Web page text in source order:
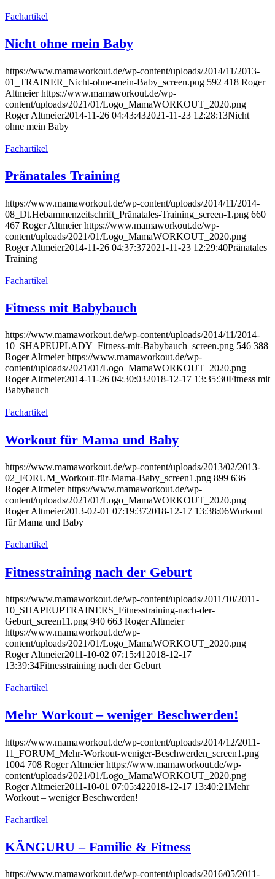
Fachartikel
Nicht ohne mein Baby
https://www.mamaworkout.de/wp-content/uploads/2014/11/2013-
01_TRAINER_Nicht-ohne-mein-Baby_screen.png 592 418 Roger
Altmeier https://www.mamaworkout.de/wp-
content/uploads/2021/01/Logo_MamaWORKOUT_2020.png
Roger Altmeier2014-11-26 04:43:432021-11-23 12:28:13Nicht
ohne mein Baby
Fachartikel
Pränatales Training
https://www.mamaworkout.de/wp-content/uploads/2014/11/2014-
08_Dt.Hebammenzeitschrift_Pränatales-Training_screen-1.png 660
467 Roger Altmeier https://www.mamaworkout.de/wp-
content/uploads/2021/01/Logo_MamaWORKOUT_2020.png
Roger Altmeier2014-11-26 04:37:372021-11-23 12:29:40Pränatales
Training
Fachartikel
Fitness mit Babybauch
https://www.mamaworkout.de/wp-content/uploads/2014/11/2014-
10_SHAPEUPLADY_Fitness-mit-Babybauch_screen.png 546 388
Roger Altmeier https://www.mamaworkout.de/wp-
content/uploads/2021/01/Logo_MamaWORKOUT_2020.png
Roger Altmeier2014-11-26 04:30:032018-12-17 13:35:30Fitness mit
Babybauch
Fachartikel
Workout für Mama und Baby
https://www.mamaworkout.de/wp-content/uploads/2013/02/2013-
02_FORUM_Workout-für-Mama-Baby_screen1.png 899 636
Roger Altmeier https://www.mamaworkout.de/wp-
content/uploads/2021/01/Logo_MamaWORKOUT_2020.png
Roger Altmeier2013-02-01 07:19:372018-12-17 13:38:06Workout
für Mama und Baby
Fachartikel
Fitnesstraining nach der Geburt
https://www.mamaworkout.de/wp-content/uploads/2011/10/2011-
10_SHAPEUPTRAINERS_Fitnesstraining-nach-der-
Geburt_screen11.png 940 663 Roger Altmeier
https://www.mamaworkout.de/wp-
content/uploads/2021/01/Logo_MamaWORKOUT_2020.png
Roger Altmeier2011-10-02 07:15:41 2018-12-17
13:39:34Fitnesstraining nach der Geburt
Fachartikel
Mehr Workout – weniger Beschwerden!
https://www.mamaworkout.de/wp-content/uploads/2014/12/2011-
11_FORUM_Mehr-Workout-weniger-Beschwerden_screen1.png
1004 708 Roger Altmeier https://www.mamaworkout.de/wp-
content/uploads/2021/01/Logo_MamaWORKOUT_2020.png
Roger Altmeier2011-10-01 07:05:422018-12-17 13:40:21Mehr
Workout – weniger Beschwerden!
Fachartikel
KÄNGURU – Familie & Fitness
https://www.mamaworkout.de/wp-content/uploads/2016/05/2011-